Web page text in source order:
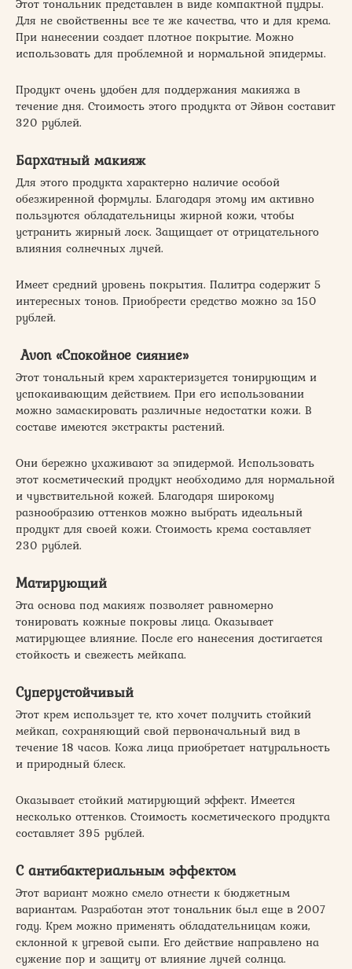
Этот тональник представлен в виде компактной пудры.
Для не свойственны все те же качества, что и для крема.
При нанесении создает плотное покрытие. Можно
использовать для проблемной и нормальной эпидермы.
Продукт очень удобен для поддержания макияжа в
течение дня. Стоимость этого продукта от Эйвон составит
320 рублей.
Бархатный макияж
Для этого продукта характерно наличие особой
обезжиренной формулы. Благодаря этому им активно
пользуются обладательницы жирной кожи, чтобы
устранить жирный лоск. Защищает от отрицательного
влияния солнечных лучей.
Имеет средний уровень покрытия. Палитра содержит 5
интересных тонов. Приобрести средство можно за 150
рублей.
Avon «Спокойное сияние»
Этот тональный крем характеризуется тонирующим и
успокаивающим действием. При его использовании
можно замаскировать различные недостатки кожи. В
составе имеются экстракты растений.
Они бережно ухаживают за эпидермой. Использовать
этот косметический продукт необходимо для нормальной
и чувствительной кожей. Благодаря широкому
разнообразию оттенков можно выбрать идеальный
продукт для своей кожи. Стоимость крема составляет
230 рублей.
Матирующий
Эта основа под макияж позволяет равномерно
тонировать кожные покровы лица. Оказывает
матирующее влияние. После его нанесения достигается
стойкость и свежесть мейкапа.
Суперустойчивый
Этот крем использует те, кто хочет получить стойкий
мейкап, сохраняющий свой первоначальный вид в
течение 18 часов. Кожа лица приобретает натуральность
и природный блеск.
Оказывает стойкий матирующий эффект. Имеется
несколько оттенков. Стоимость косметического продукта
составляет 395 рублей.
С антибактериальным эффектом
Этот вариант можно смело отнести к бюджетным
вариантам. Разработан этот тональник был еще в 2007
году. Крем можно применять обладательницам кожи,
склонной к угревой сыпи. Его действие направлено на
сужение пор и защиту от влияние лучей солнца.